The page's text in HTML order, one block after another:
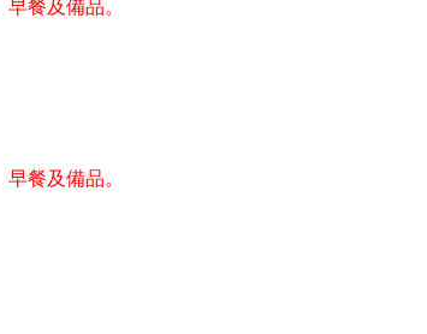
餐及備品。
餐及備品。